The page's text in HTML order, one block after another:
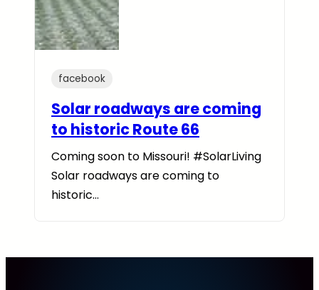
facebook
Solar roadways are coming
to historic Route 66
Coming soon to Missouri! #SolarLiving
Solar roadways are coming to
historic…